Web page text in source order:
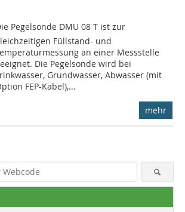
Pegelsonde DMU 08 T ist zur
Füllstand- und
an einer Messstelle
Die Pegelsonde wird bei
Grundwasser, Abwasser (mit
FEP-Kabel),...
mehr